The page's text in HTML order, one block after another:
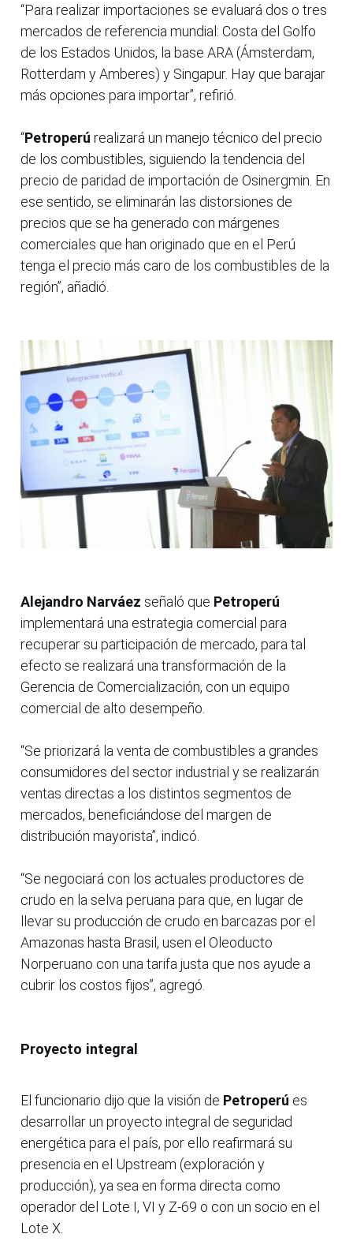
“Para realizar importaciones se evaluará dos o tres
mercados de referencia mundial: Costa del Golfo
de los Estados Unidos, la base ARA (Ámsterdam,
Rotterdam y Amberes) y Singapur. Hay que barajar
más opciones para importar”, refirió.
“Petroperú realizará un manejo técnico del precio
de los combustibles, siguiendo la tendencia del
precio de paridad de importación de Osinergmin. En
ese sentido, se eliminarán las distorsiones de
precios que se ha generado con márgenes
comerciales que han originado que en el Perú
tenga el precio más caro de los combustibles de la
región”, añadió.
Alejandro Narváez señaló que Petroperú
implementará una estrategia comercial para
recuperar su participación de mercado, para tal
efecto se realizará una transformación de la
Gerencia de Comercialización, con un equipo
comercial de alto desempeño.
“Se priorizará la venta de combustibles a grandes
consumidores del sector industrial y se realizarán
ventas directas a los distintos segmentos de
mercados, beneficiándose del margen de
distribución mayorista”, indicó.
“Se negociará con los actuales productores de
crudo en la selva peruana para que, en lugar de
llevar su producción de crudo en barcazas por el
Amazonas hasta Brasil, usen el Oleoducto
Norperuano con una tarifa justa que nos ayude a
cubrir los costos fijos”, agregó.
Proyecto integral
El funcionario dijo que la visión de Petroperú es
desarrollar un proyecto integral de seguridad
energética para el país, por ello reafirmará su
presencia en el Upstream (exploración y
producción), ya sea en forma directa como
operador del Lote I, VI y Z-69 o con un socio en el
Lote X.